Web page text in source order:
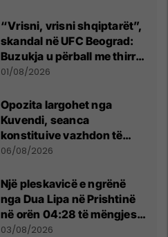
“Vrisni, vrisni shqiptarët”,
skandal në UFC Beograd:
Buzukja u përball me thirrje
anti-shqiptare nga
01/08/2026
Opozita largohet nga
Kuvendi, seanca
konstituive vazhdon të
shtunën në orën 11:00
06/08/2026
Një pleskavicë e ngrënë
nga Dua Lipa në Prishtinë
në orën 04:28 të mëngjesit
- dhe bota digjitale serbe
03/08/2026